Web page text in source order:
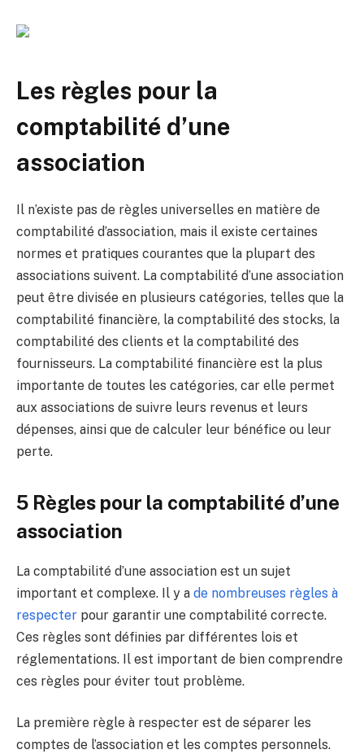
Les règles pour la
comptabilité d’une
association
Il n’existe pas de règles universelles en matière de
comptabilité d’association, mais il existe certaines
normes et pratiques courantes que la plupart des
associations suivent. La comptabilité d’une association
peut être divisée en plusieurs catégories, telles que la
comptabilité financière, la comptabilité des stocks, la
comptabilité des clients et la comptabilité des
fournisseurs. La comptabilité financière est la plus
importante de toutes les catégories, car elle permet
aux associations de suivre leurs revenus et leurs
dépenses, ainsi que de calculer leur bénéfice ou leur
perte.
5 Règles pour la comptabilité d’une
association
La comptabilité d’une association est un sujet
important et complexe. Il y a de nombreuses règles à
respecter pour garantir une comptabilité correcte.
Ces règles sont définies par différentes lois et
réglementations. Il est important de bien comprendre
ces règles pour éviter tout problème.
La première règle à respecter est de séparer les
comptes de l’association et les comptes personnels.